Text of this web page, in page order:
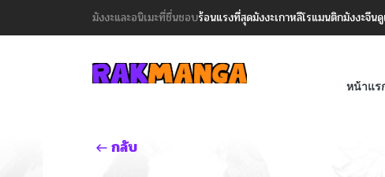
มังงะและอนิเมะที่ชื่นชอบร้อนแรงที่สุดมังงะเกาหลีโรแมนติกมังงะจีน
หน้าแร
กลับ